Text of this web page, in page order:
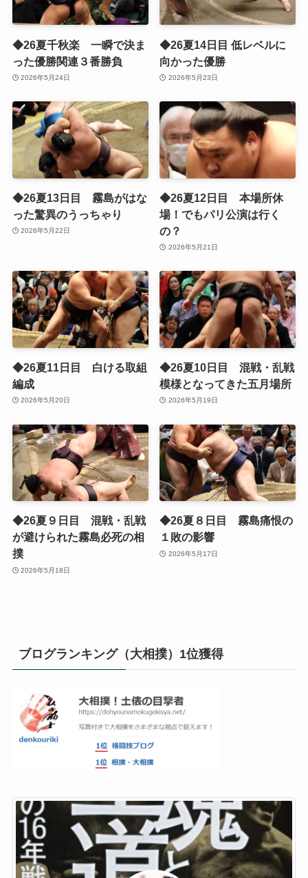
◆26夏千秋楽 一瞬で決ま
った優勝関連３番勝負
2026年5月24日
◆26夏14日目 低レベルに
向かった優勝
2026年5月23日
◆26夏13日目 霧島がはな
った驚異のうっちゃり
2026年5月22日
◆26夏12日目 本場所休
場！でもパリ公演は行く
の？
2026年5月21日
◆26夏11日目 白ける取組
編成
2026年5月20日
◆26夏10日目 混戦・乱戦
模様となってきた五月場所
2026年5月19日
◆26夏９日目 混戦・乱戦
が避けられた霧島必死の相
撲
2026年5月18日
◆26夏８日目 霧島痛恨の
１敗の影響
2026年5月17日
ブログランキング（大相撲）1位獲得